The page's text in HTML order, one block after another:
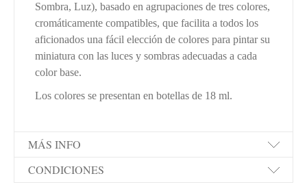
Sombra, Luz), basado en agrupaciones de tres colores,
cromáticamente compatibles, que facilita a todos los
aficionados una fácil elección de colores para pintar su
miniatura con las luces y sombras adecuadas a cada
color base.
Los colores se presentan en botellas de 18 ml.
MÁS INFO
CONDICIONES